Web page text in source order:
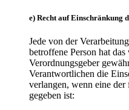
e) Recht auf Einschränkung
Jede von der
betroffene Person hat
Verordnungsgeber
Verantwortlichen die
verlangen, wenn eine der
gegeben ist: